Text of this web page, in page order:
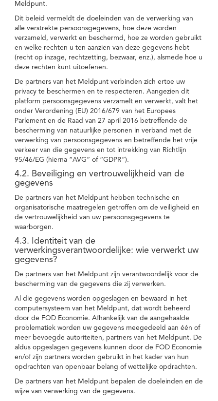
Meldpunt.
Dit beleid vermeldt de doeleinden van de verwerking van
alle verstrekte persoonsgegevens, hoe deze worden
verzameld, verwerkt en beschermd, hoe ze worden gebruikt
en welke rechten u ten aanzien van deze gegevens hebt
(recht op inzage, rechtzetting, bezwaar, enz.), alsmede hoe u
deze rechten kunt uitoefenen.
De partners van het Meldpunt verbinden zich ertoe uw
privacy te beschermen en te respecteren. Aangezien dit
platform persoonsgegevens verzamelt en verwerkt, valt het
onder Verordening (EU) 2016/679 van het Europees
Parlement en de Raad van 27 april 2016 betreffende de
bescherming van natuurlijke personen in verband met de
verwerking van persoonsgegevens en betreffende het vrije
verkeer van die gegevens en tot intrekking van Richtlijn
95/46/EG (hierna “AVG” of “GDPR”).
4.2. Beveiliging en vertrouwelijkheid van de
gegevens
De partners van het Meldpunt hebben technische en
organisatorische maatregelen getroffen om de veiligheid en
de vertrouwelijkheid van uw persoonsgegevens te
waarborgen.
4.3. Identiteit van de
verwerkingsverantwoordelijke: wie verwerkt uw
gegevens?
De partners van het Meldpunt zijn verantwoordelijk voor de
bescherming van de gegevens die zij verwerken.
Al die gegevens worden opgeslagen en bewaard in het
computersysteem van het Meldpunt, dat wordt beheerd
door de FOD Economie. Afhankelijk van de aangehaalde
problematiek worden uw gegevens meegedeeld aan één of
meer bevoegde autoriteiten, partners van het Meldpunt. De
aldus opgeslagen gegevens kunnen door de FOD Economie
en/of zijn partners worden gebruikt in het kader van hun
opdrachten van openbaar belang of wettelijke opdrachten.
De partners van het Meldpunt bepalen de doeleinden en de
wijze van verwerking van de gegevens.